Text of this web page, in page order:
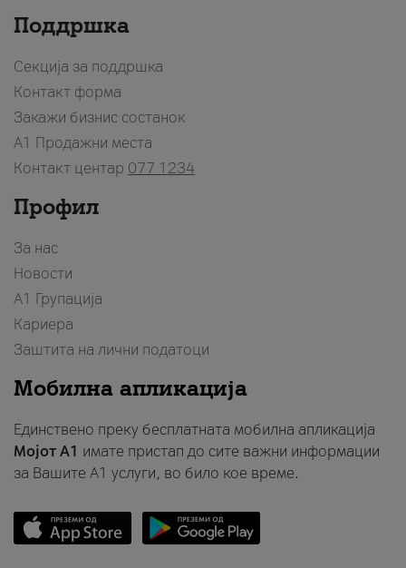
Поддршка
Секција за поддршка
Контакт форма
Закажи бизнис состанок
A1 Продажни места
Контакт центар 077 1234
Профил
За нас
Новости
А1 Групација
Кариера
Заштита на лични податоци
Мобилна апликација
Единствено преку бесплатната мобилна апликација
Мојот A1 имате пристап до сите важни информации
за Вашите A1 услуги, во било кое време.